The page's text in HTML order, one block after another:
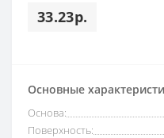
33.23р.
Основные
Основа:
Поверхность: